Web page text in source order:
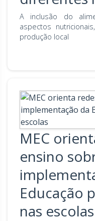
A inclusão do
aspectos
produção local
MEC
ensino
Educação
nas escolas